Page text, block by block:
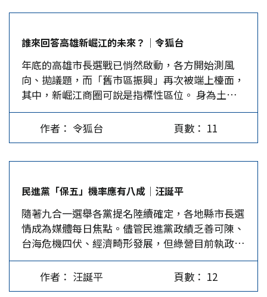
川普上了一堂三權分立、相互制衡的課，也對經常
自詡「台灣是『民主價值同盟』的核心成員」的民
進黨當局，打了一記當頭棒喝。…
事人具有爭取連任的意願，成功連任的可能性很
高。目前除了連江縣（馬祖）王忠銘曾於2023年一
度對媒體表示只想當一任縣長外，其餘都有強烈爭
取連任的意願，就連王忠銘也未再提起無意連任的
話。既然這8位連任成功率高，競爭性也就顯著降
低。…
誰來回答高雄新崛江的未來？│令狐台
年底的高雄市長選戰已悄然啟動，各方開始測風
向、拋議題，而「舊市區振興」再次被端上檯面，
其中，新崛江商圈可說是指標性區位。 身為土生
土長的高雄人，新崛江是一段親身經歷的城市記
憶。這裡曾是年輕世代的集散地，是流行、消費與
生活感同時發生的地方。但在民進黨長期執政高雄
鐵門的店面交錯出現，這不是單一商圈經營失敗，
而是城市發展失衡的具體後果。令人憂心的是，政
治人物側重政治語言，但未見更清晰的振興主張。
回顧台北市在馬英九任內提出的「翻轉城市軸
線」，政策初衷是為了挽救西門町與台北車站周邊
等老化西區，避免城市資源與人口持續單向集中於
東區。馬市府看到了舊城衰退的危機，也曾試圖回
應，但事後證明，若政策只著力於公共空間改善與
作者： 令狐台 頁數： 11
民進黨「保五」機率應有八成│汪誕平
隨著九合一選舉各黨提名陸續確定，各地縣市長選
情成為媒體每日焦點。儘管民進黨政績乏善可陳、
台海危機四伏、經濟畸形發展，但綠營目前執政的
五個縣市變天的機率依然不大，主要原因是選民結
構使然，不管民進黨做得再差，那些「死忠」選民
還是會支持。這是民主的悲哀，又何嘗不是台灣的
作者： 汪誕平 頁數： 12